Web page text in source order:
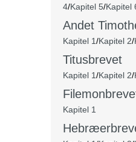
4/Kapitel 5/Kapitel
Andet
Kapitel 1/Kapitel 2/
Titusbrevet
Kapitel 1/Kapitel 2/
Kapitel 1